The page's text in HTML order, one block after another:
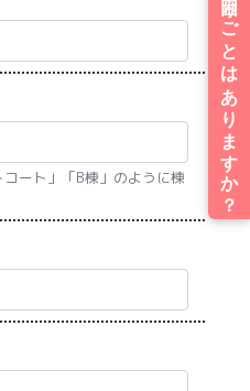
ート」「B棟」のように棟